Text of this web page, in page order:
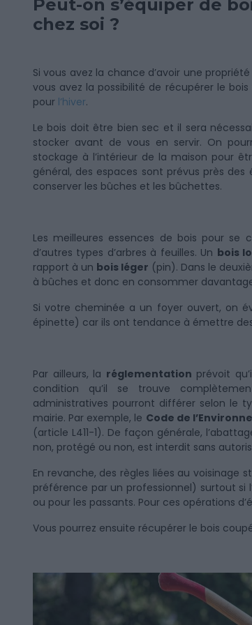
Peut-on s’équiper de
chez soi ?
Si vous avez la chance d’avoir une
vous avez la possibilité de récupérer le
pour l’hiver.
Le bois doit être bien sec et il sera
stocker avant de vous en servir. On
stockage à l’intérieur de la maison pour
général, des espaces sont prévus près
conserver les bûches et les bûchettes.
Les meilleures essences de bois pour
d’autres types d’arbres à feuilles. Un bois
rapport à un bois léger (pin). Dans le
à bûches et donc en consommer
Si votre cheminée a un foyer ouvert, on
épinette) car ils ont tendance à émettre
Par ailleurs, la réglementation prévoit
condition qu’il se trouve
administratives pourront différer selon le
mairie. Par exemple, le Code de
(article L411-1). De façon générale,
non, protégé ou non, est interdit sans
En revanche, des règles liées au voisinage
préférence par un professionnel) surtout si
ou pour les passants. Pour ces opérations
Vous pourrez ensuite récupérer le bois